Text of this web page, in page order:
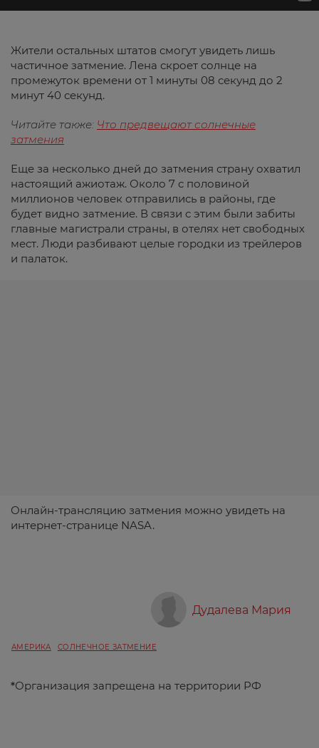
Жители остальных штатов смогут увидеть лишь
частичное затмение. Лена скроет солнце на
промежуток времени от 1 минуты 08 секунд до 2
минут 40 секунд.
Читайте также: Что предвещают солнечные
затмения
Еще за несколько дней до затмения страну охватил
настоящий ажиотаж. Около 7 с половиной
миллионов человек отправились в районы, где
будет видно затмение. В связи с этим были забиты
главные магистрали страны, в отелях нет свободных
мест. Люди разбивают целые городки из трейлеров
и палаток.
Онлайн-трансляцию затмения можно увидеть на
интернет-странице NASA.
Дудалева Мария
АМЕРИКА СОЛНЕЧНОЕ ЗАТМЕНИЕ
*Организация запрещена на территории РФ